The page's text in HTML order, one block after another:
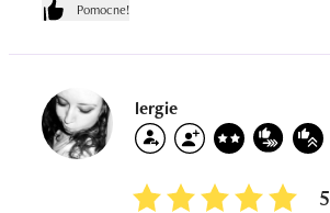
Pomocne!
lergie